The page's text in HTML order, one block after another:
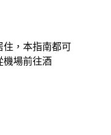
住，本指南都可
機場前往酒